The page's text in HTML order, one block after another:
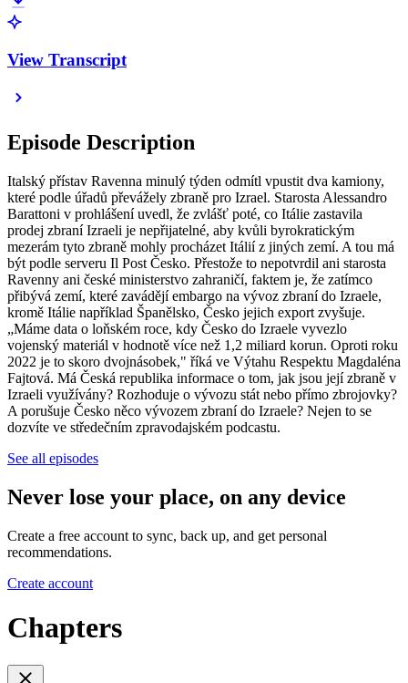
View Transcript
Episode Description
Italský přístav Ravenna minulý týden odmítl vpustit dva kamiony,
které podle úřadů převážely zbraně pro Izrael. Starosta Alessandro
Barattoni v prohlášení uvedl, že zvlášť poté, co Itálie zastavila
prodej zbraní Izraeli je nepřijatelné, aby kvůli byrokratickým
mezerám tyto zbraně mohly procházet Itálií z jiných zemí. A tou má
být podle serveru Il Post Česko. Přestože to nepotvrdil ani starosta
Ravenny ani české ministerstvo zahraničí, faktem je, že zatímco
přibývá zemí, které zavádějí embargo na vývoz zbraní do Izraele,
kromě Itálie například Španělsko, Česko jejich export zvyšuje.
„Máme data o loňském roce, kdy Česko do Izraele vyvezlo
vojenský materiál v hodnotě více než 1,2 miliard korun. Oproti roku
2022 je to skoro dvojnásobek," říká ve Výtahu Respektu Magdaléna
Fajtová. Má Česká republika informace o tom, jak jsou její zbraně v
Izraeli využívány? Rozhoduje o vývozu stát nebo přímo zbrojovky?
A porušuje Česko něco vývozem zbraní do Izraele? Nejen to se
dozvíte ve středečním zpravodajském podcastu.
See all episodes
Never lose your place, on any device
Create a free account to sync, back up, and get personal
recommendations.
Create account
Chapters